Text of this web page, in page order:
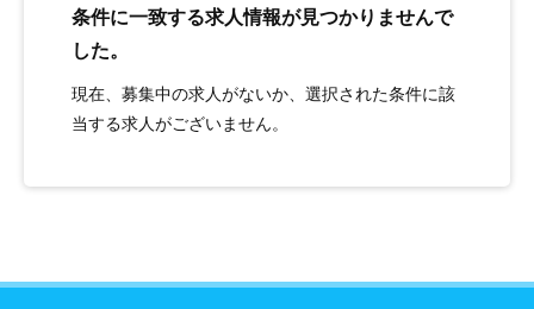
条件に一致する求人情報が見つかりませんで
した。
現在、募集中の求人がないか、選択された条件に該
当する求人がございません。